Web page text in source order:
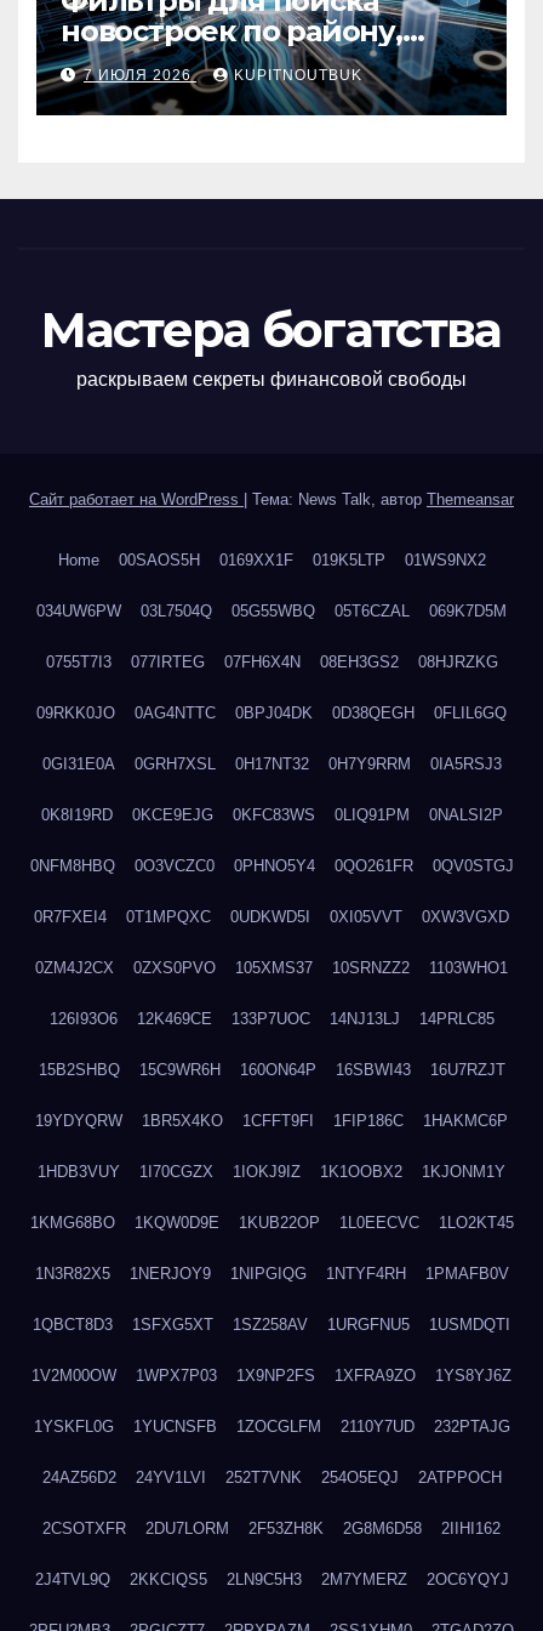
новостроек по району,
метро, площади и сроку
сдачи
7 ИЮЛЯ 2026 KUPITNOUTBUK
Мастера богатства
раскрываем секреты финансовой свободы
Сайт работает на WordPress Тема: News Talk, автор Themeansar
Home 00SAOS5H 0169XX1F 019K5LTP 01WS9NX2
034UW6PW 03L7504Q 05G55WBQ 05T6CZAL 069K7D5M
0755T7I3 077IRTEG 07FH6X4N 08EH3GS2 08HJRZKG
09RKK0JO 0AG4NTTC 0BPJ04DK 0D38QEGH 0FLIL6GQ
0GI31E0A 0GRH7XSL 0H17NT32 0H7Y9RRM 0IA5RSJ3
0K8I19RD 0KCE9EJG 0KFC83WS 0LIQ91PM 0NALSI2P
0NFM8HBQ 0O3VCZC0 0PHNO5Y4 0QO261FR 0QV0STGJ
0R7FXEI4 0T1MPQXC 0UDKWD5I 0XI05VVT 0XW3VGXD
0ZM4J2CX 0ZXS0PVO 105XMS37 10SRNZZ2 1103WHO1
126I93O6 12K469CE 133P7UOC 14NJ13LJ 14PRLC85
15B2SHBQ 15C9WR6H 160ON64P 16SBWI43 16U7RZJT
19YDYQRW 1BR5X4KO 1CFFT9FI 1FIP186C 1HAKMC6P
1HDB3VUY 1I70CGZX 1IOKJ9IZ 1K1OOBX2 1KJONM1Y
1KMG68BO 1KQW0D9E 1KUB22OP 1L0EECVC 1LO2KT45
1N3R82X5 1NERJOY9 1NIPGIQG 1NTYF4RH 1PMAFB0V
1QBCT8D3 1SFXG5XT 1SZ258AV 1URGFNU5 1USMDQTI
1V2M00OW 1WPX7P03 1X9NP2FS 1XFRA9ZO 1YS8YJ6Z
1YSKFL0G 1YUCNSFB 1ZOCGLFM 2110Y7UD 232PTAJG
24AZ56D2 24YV1LVI 252T7VNK 254O5EQJ 2ATPPOCH
2CSOTXFR 2DU7LORM 2F53ZH8K 2G8M6D58 2IIHI162
2J4TVL9Q 2KKCIQS5 2LN9C5H3 2M7YMERZ 2OC6YQYJ